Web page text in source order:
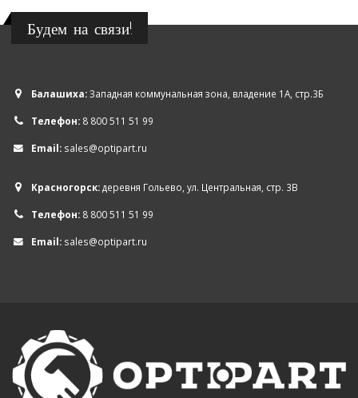
Будем на связи!
Балашиха:Западная коммунальная зона, владение 1А, стр.3Б
Телефон: 8 800 511 51 99
Email: sales@optipart.ru
Красногорск:деревня Гольево, ул. Центральная, стр. 3В
Телефон: 8 800 511 51 99
Email: sales@optipart.ru